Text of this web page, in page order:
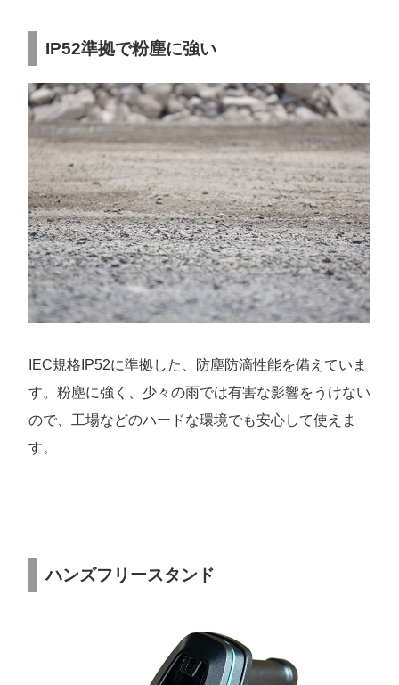
IP52準拠で粉塵に強い
IEC規格IP52に準拠した、防塵防滴性能を備えていま
す。粉塵に強く、少々の雨では有害な影響をうけない
ので、工場などのハードな環境でも安心して使えま
す。
ハンズフリースタンド